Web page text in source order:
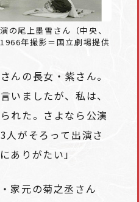
の尾上墨雪さん（中央、
年撮影＝国立劇場提供
んの長女・紫さん。
いましたが、私は、
れた。さよなら公演
人がそろって出演さ
ありがたい」
家元の菊之丞さん